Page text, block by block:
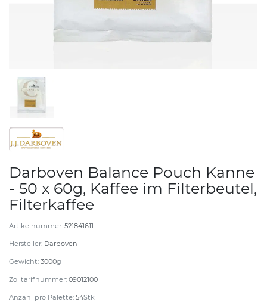
Darboven Balance Pouch Kanne
- 50 x 60g, Kaffee im Filterbeutel,
Filterkaffee
Artikelnummer: 521841611
Hersteller: Darboven
Gewicht: 3000g
Zolltarifnummer: 09012100
Anzahl pro Palette: 54Stk